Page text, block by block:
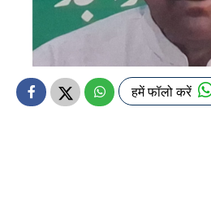
हमें फॉलो करें